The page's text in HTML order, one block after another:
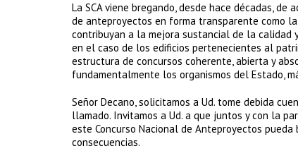
La SCA viene bregando, desde hace décadas,
de anteproyectos en forma transparente como
contribuyan a la mejora sustancial de la calidad
en el caso de los edificios pertenecientes al
estructura de concursos coherente, abierta y
fundamentalmente los organismos del Estado,
Señor Decano, solicitamos a Ud. tome debida
llamado. Invitamos a Ud. a que juntos y con la
este Concurso Nacional de Anteproyectos
consecuencias.